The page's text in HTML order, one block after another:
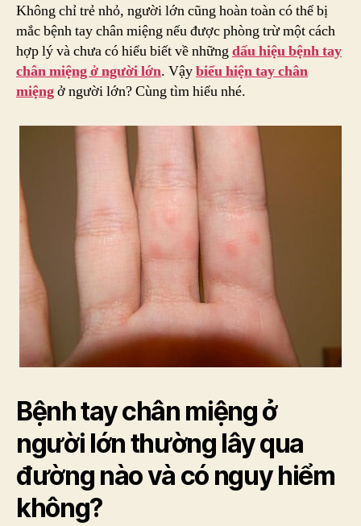
Không chỉ trẻ nhỏ, người lớn cũng hoàn toàn có thể bị
mắc bệnh tay chân miệng nếu được phòng trừ một cách
hợp lý và chưa có hiểu biết về những dấu hiệu bệnh tay
chân miệng ở người lớn. Vậybiểu hiện tay chân
miệngở người lớn? Cùng tìm hiểu nhé.
Bệnh tay chân miệng ở
người lớn thường lây qua
đường nào và có nguy hiểm
không?